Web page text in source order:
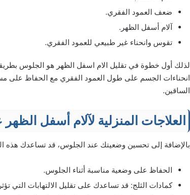
ضعف العمود الفقري.
آلام أسفل الظهر.
تقوس وانحناء غير طبيعي للعمود الفقري.
لذلك أول خطوة في تقليل الام اسفل الظهر هو الجلوس
انحناءات الجسم على طول العمود الفقري مع الحفاظ على
الساقين.
العلاجات المنزلية لآلام أسفل
بالإضافة إلى تحسين وضعيتك عند الجلوس، قد تساعدك هذه
الحفاظ على وضعية مناسبة أثناء الجلوس.
كمادات الثلج: قد تساعدك على تقليل الالتهابات التي